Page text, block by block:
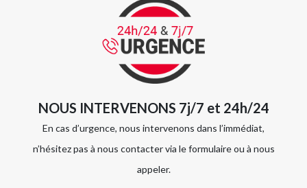
NOUS INTERVENONS 7j/7 et 24h/24
En cas d’urgence, nous intervenons dans l’immédiat,
n’hésitez pas à nous contacter via le formulaire ou à nous
appeler.